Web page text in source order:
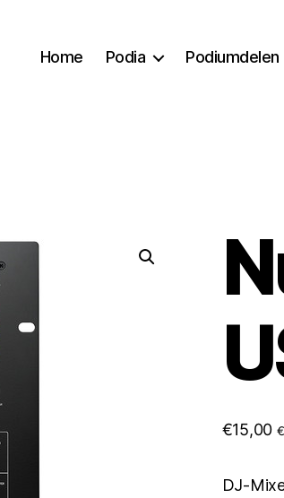
Home Podia Podiumdelen
€15,00 €
DJ-